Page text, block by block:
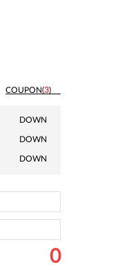
COUPON(3)
DOWN
DOWN
DOWN
0